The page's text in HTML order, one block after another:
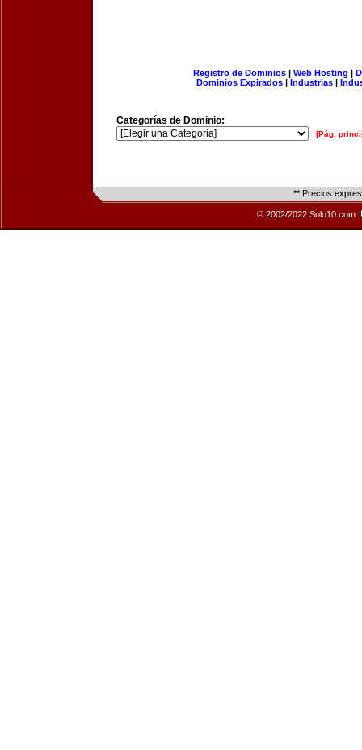
Registro de Dominios| Web Hosting |
Dominios Expirados | Industrias |
Categorías de Dominio:
[Pág.
** Precios
© 2002/2022 Solo10.com